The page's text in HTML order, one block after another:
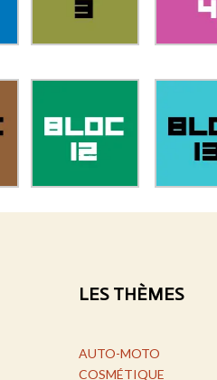
LES THÈMES
AUTO-MOTO
COSMÉTIQUE